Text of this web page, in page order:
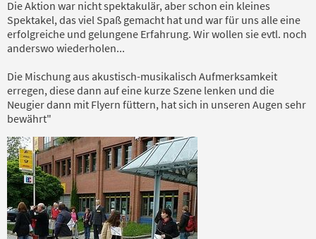
Die Aktion war nicht spektakulär, aber schon ein kleines
Spektakel, das viel Spaß gemacht hat und war für uns alle eine
erfolgreiche und gelungene Erfahrung. Wir wollen sie evtl. noch
anderswo wiederholen...
Die Mischung aus akustisch-musikalisch Aufmerksamkeit
erregen, diese dann auf eine kurze Szene lenken und die
Neugier dann mit Flyern füttern, hat sich in unseren Augen sehr
bewährt"